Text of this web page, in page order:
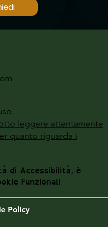
.
leggere attentamente
quanto riguarda i
di Accessibilità, è
Funzionali
Policy